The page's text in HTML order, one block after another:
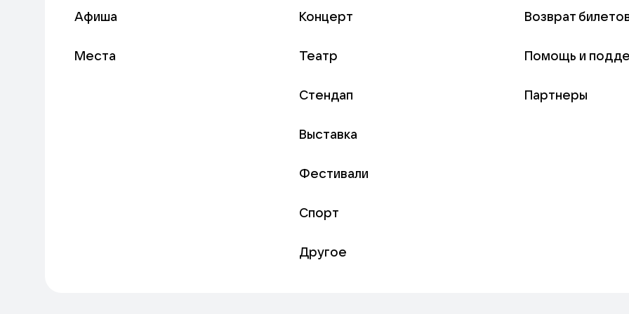
Афиша
Места
Концерт
Театр
Стендап
Выставка
Фестивали
Спорт
Другое
Возврат
Помощь и
Партнеры